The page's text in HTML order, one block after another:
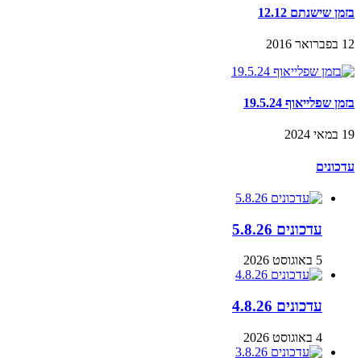
בזמן שישנתם 12.12
12 בפברואר 2016
בזמן שפלייאוף 19.5.24
19 במאי 2024
עדכונים
עדכונים 5.8.26
5 באוגוסט 2026
עדכונים 4.8.26
4 באוגוסט 2026